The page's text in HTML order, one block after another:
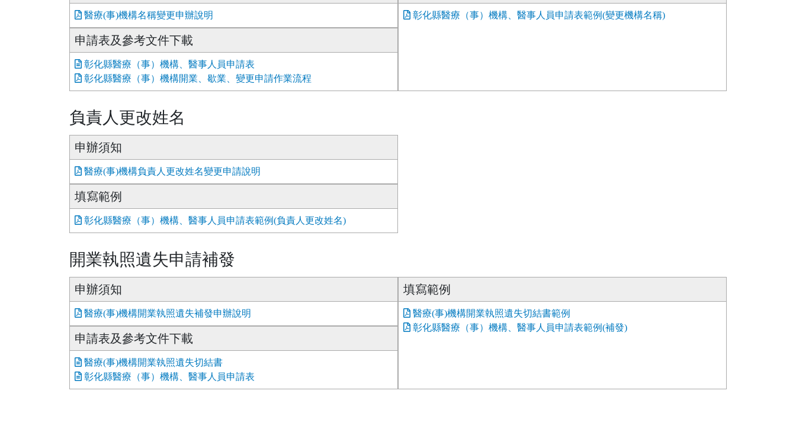
醫療(事)機構名稱變更申辦說明
申請表及參考文件下載
彰化縣醫療（事）機構、醫事人員申請表
彰化縣醫療（事）機構開業、歇業、變更申請作業流程
彰化縣醫療（事）機構、醫事人員申請表範例(變更機構名稱)
負責人更改姓名
申辦須知
醫療(事)機構負責人更改姓名變更申請說明
填寫範例
彰化縣醫療（事）機構、醫事人員申請表範例(負責人更改姓名)
開業執照遺失申請補發
申辦須知
醫療(事)機構開業執照遺失補發申辦說明
申請表及參考文件下載
醫療(事)機構開業執照遺失切結書
彰化縣醫療（事）機構、醫事人員申請表
填寫範例
醫療(事)機構開業執照遺失切結書範例
彰化縣醫療（事）機構、醫事人員申請表範例(補發)